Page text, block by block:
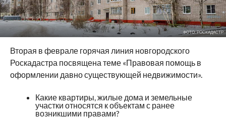
ФОТО: РОСКАДАСТР
Вторая в феврале горячая линия новгородского
Роскадастра посвящена теме «Правовая помощь в
оформлении давно существующей недвижимости».
Какие квартиры, жилые дома и земельные
участки относятся к объектам с ранее
возникшими правами?